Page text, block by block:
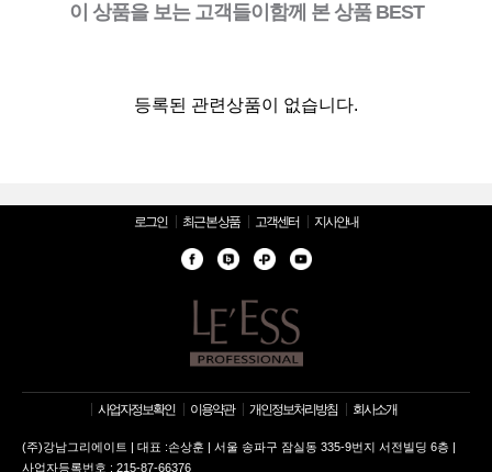
이 상품을 보는 고객들이함께 본 상품 BEST
등록된 관련상품이 없습니다.
로그인 최근 본 상품 고객센터 지사안내
사업자정보확인 이용약관 개인정보처리방침 회사소개
(주)강남그리에이트 | 대표 :손상훈 | 서울 송파구 잠실동 335-9번지 서전빌딩 6층 |
사업자등록번호 : 215-87-66376